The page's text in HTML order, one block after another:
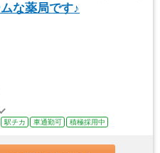
な薬局です♪
駅チカ 車通勤可 積極採用中